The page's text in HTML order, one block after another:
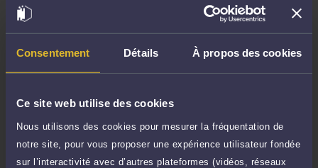
Consentement Détails À propos des cookies
Ce site web utilise des cookies
Nous utilisons des cookies pour mesurer la fréquentation de
notre site, pour vous proposer une expérience utilisateur fondée
sur l’interactivité avec d’autres plateformes (vidéos, réseaux
120 €
Demander un rappel
Réponse concise à votre question (moins
de 1.000 caractères)
Poser une question